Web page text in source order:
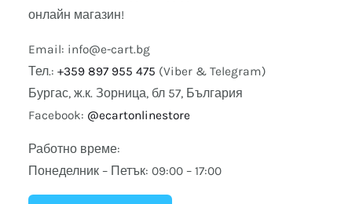
онлайн магазин!
Email: info@e-cart.bg
Тел.: +359 897 955 475 (Viber & Telegram)
Бургас, ж.к. Зорница, бл 57, България
Facebook: @ecartonlinestore
Работно време:
Понеделник – Петък: 09:00 – 17:00